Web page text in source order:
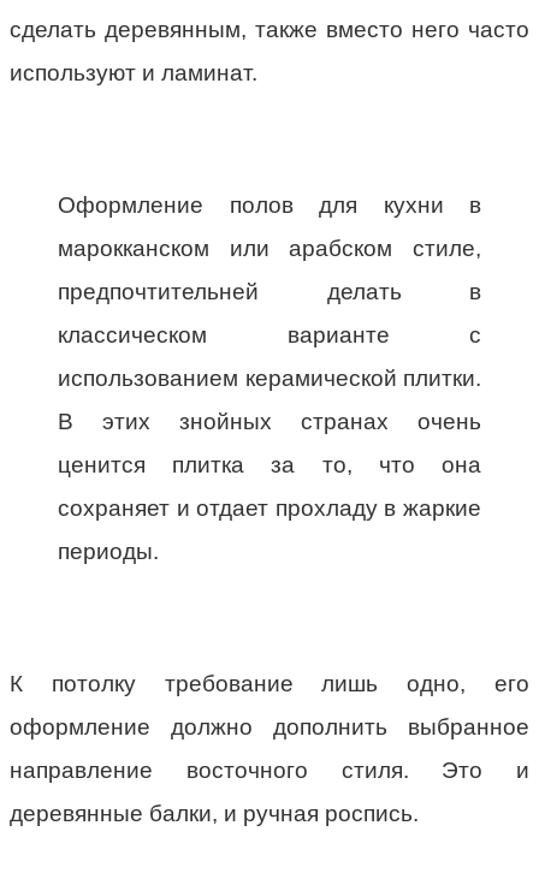
сделать деревянным, также вместо него часто
используют и ламинат.
Оформление полов для кухни в
марокканском или арабском стиле,
предпочтительней делать в
классическом варианте с
использованием керамической плитки.
В этих знойных странах очень
ценится плитка за то, что она
сохраняет и отдает прохладу в жаркие
периоды.
К потолку требование лишь одно, его
оформление должно дополнить выбранное
направление восточного стиля. Это и
деревянные балки, и ручная роспись.